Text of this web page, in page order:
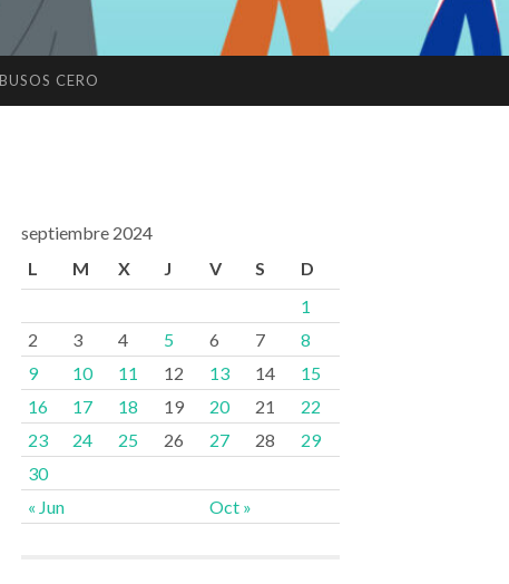
CERO
septiembre 2024
L
M X J V S D
« Jun Oct »
1
2
3 4 5 6 7
8
9
10 11 12 13 14
15
16
17 18 19 20 21
22
23
24 25 26 27 28
29
30